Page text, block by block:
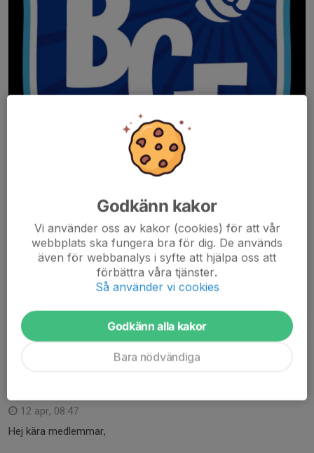
Den 29 maj är det Fotbollströjefredag! Gör som vi – ta på dig ditt
favoritlags (kfc) matchtröja och lägg upp en selfie på sociala
medier med #Fotbollströjefredag. Och glöm inte att swisha en
gåva till
och...
Läs mer
12 apr, 08:47
Hej kära medlemmar,
Godkänn kakor
Vi använder oss av kakor (cookies) för att vår
webbplats ska fungera bra för dig. De används
även för webbanalys i syfte att hjälpa oss att
förbättra våra tjänster.
Så använder vi cookies
Godkänn alla kakor
Bara nödvändiga